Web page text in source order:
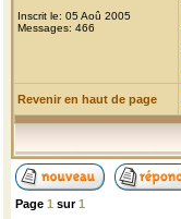
Inscrit le: 05 Aoû 2005
Messages: 466
Revenir en haut de page
Page 1 sur1